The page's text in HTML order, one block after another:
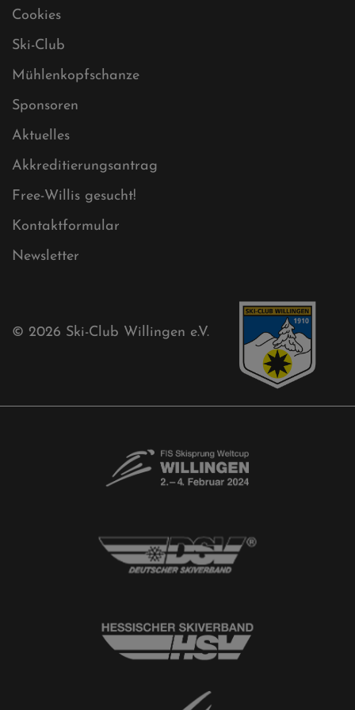
Datenschutz
Impressum
Sitemap
Sitemap XML
Cookies
Ski-Club
Mühlenkopfschanze
Sponsoren
Aktuelles
Ski-Club Willingen e.V.